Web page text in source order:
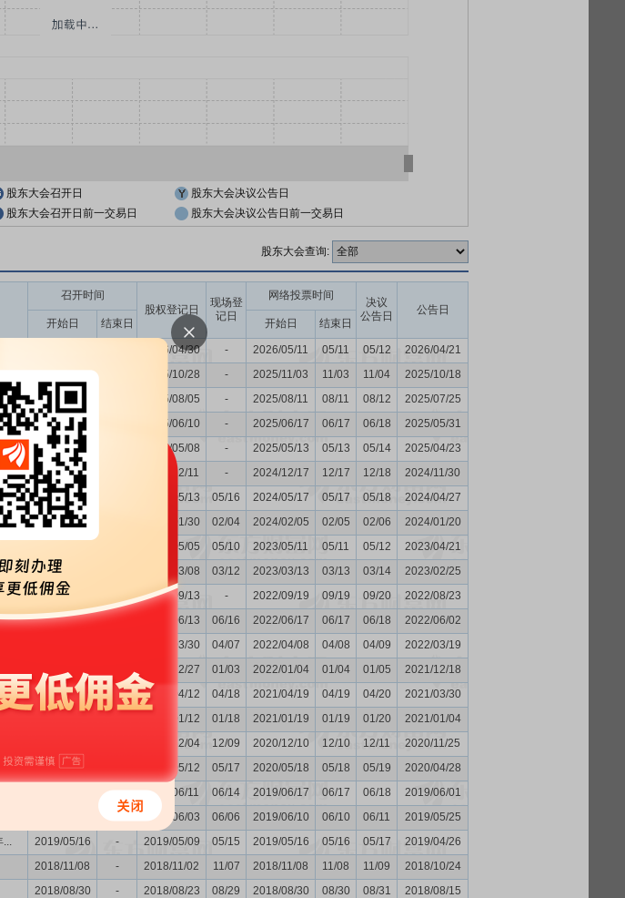
股东大会召开日
股东大会决议公告日
股东大会召开日前一交易日 股东大会决议公告日前一交易日
股东大会查询:
召开时间
股权登记日
现场登
记日
网络投票时间
决议
公告日
公告日
开始日
结束日 开始日 结束日
2026/04/30 - 2026/05/11 05/11 05/12
2026/04/21
2025/10/28 - 2025/11/03 11/03 11/04
2025/10/18
2025/08/11 2025/08/05 - 2025/08/11 08/11 08/12
2025/07/25
2025/06/17 2025/06/10 - 2025/06/17 06/17 06/18
2025/05/31
2025/05/13 2025/05/08 - 2025/05/13 05/13 05/14
2025/04/23
2024/12/17 2024/12/11 - 2024/12/17 12/17 12/18
2024/11/30
... 2024/05/17 2024/05/13 05/16 2024/05/17 05/17 05/18
2024/04/27
2024/02/05 2024/01/30 02/04 2024/02/05 02/05 02/06
2024/01/20
2023/05/05 05/10 2023/05/11 05/11 05/12
2023/04/21
2023/03/13 2023/03/08 03/12 2023/03/13 03/13 03/14
2023/02/25
2022/09/19 2022/09/13 - 2022/09/19 09/19 09/20
2022/08/23
2022/06/17 2022/06/13 06/16 2022/06/17 06/17 06/18
2022/06/02
2022/03/30 04/07 2022/04/08 04/08 04/09
2022/03/19
2022/01/04 2021/12/27 01/03 2022/01/04 01/04 01/05
2021/12/18
... 2021/04/19 2021/04/12 04/18 2021/04/19 04/19 04/20
2021/03/30
2021/01/12 01/18 2021/01/19 01/19 01/20
2021/01/04
2020/12/04 12/09 2020/12/10 12/10 12/11
2020/11/25
... 2020/05/18 2020/05/12 05/17 2020/05/18 05/18 05/19
2020/04/28
- 2019/06/11 06/14 2019/06/17 06/17 06/18
2019/06/01
2019/06/03 06/06 2019/06/10 06/10 06/11
2019/05/25
... 2019/05/16 - 2019/05/09 05/15 2019/05/16 05/16 05/17
2019/04/26
2018/11/08 - 2018/11/02 11/07 2018/11/08 11/08 11/09
2018/10/24
2018/08/30 - 2018/08/23 08/29 2018/08/30 08/30 08/31
2018/08/15